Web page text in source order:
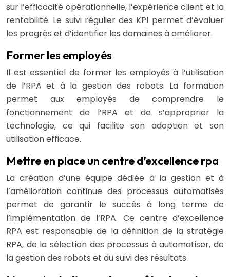
sur l’efficacité opérationnelle, l’expérience client et la
rentabilité. Le suivi régulier des KPI permet d’évaluer
les progrès et d’identifier les domaines à améliorer.
Former les employés
Il est essentiel de former les employés à l’utilisation
de l’RPA et à la gestion des robots. La formation
permet aux employés de comprendre le
fonctionnement de l’RPA et de s’approprier la
technologie, ce qui facilite son adoption et son
utilisation efficace.
Mettre en place un centre d’excellence rpa
La création d’une équipe dédiée à la gestion et à
l’amélioration continue des processus automatisés
permet de garantir le succès à long terme de
l’implémentation de l’RPA. Ce centre d’excellence
RPA est responsable de la définition de la stratégie
RPA, de la sélection des processus à automatiser, de
la gestion des robots et du suivi des résultats.